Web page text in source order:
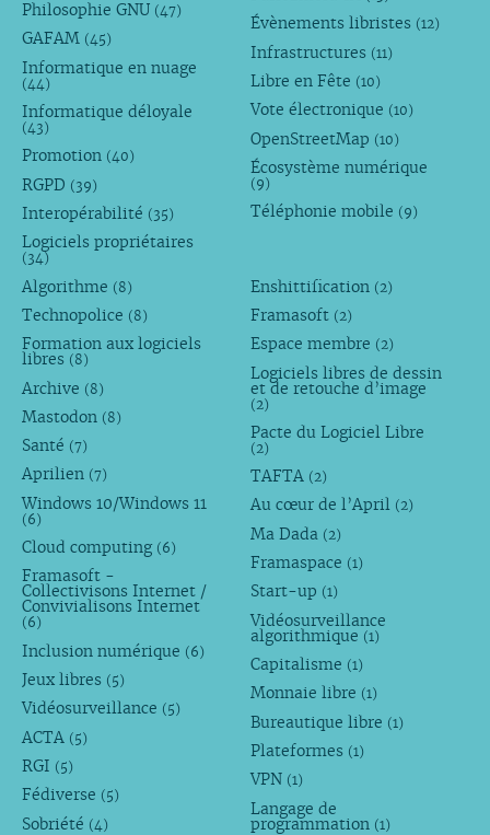
Philosophie GNU (47)
GAFAM (45)
Informatique en nuage
(44)
Informatique déloyale
(43)
Promotion (40)
RGPD (39)
Interopérabilité (35)
Logiciels propriétaires
(34)
Évènements libristes (12)
Infrastructures (11)
Libre en Fête (10)
Vote électronique (10)
OpenStreetMap (10)
Écosystème numérique
(9)
Téléphonie mobile (9)
Algorithme (8)
Technopolice (8)
Formation aux logiciels
libres (8)
Archive (8)
Mastodon (8)
Santé (7)
Aprilien (7)
Windows 10/Windows 11
(6)
Cloud computing (6)
Framasoft -
Collectivisons Internet /
Convivialisons Internet
(6)
Inclusion numérique (6)
Jeux libres (5)
Vidéosurveillance (5)
ACTA (5)
RGI (5)
Fédiverse (5)
Sobriété (4)
Enshittification (2)
Framasoft (2)
Espace membre (2)
Logiciels libres de dessin
et de retouche d’image
(2)
Pacte du Logiciel Libre
(2)
TAFTA (2)
Au cœur de l’April (2)
Ma Dada (2)
Framaspace (1)
Start-up (1)
Vidéosurveillance
algorithmique (1)
Capitalisme (1)
Monnaie libre (1)
Bureautique libre (1)
Plateformes (1)
VPN (1)
Langage de
programmation (1)